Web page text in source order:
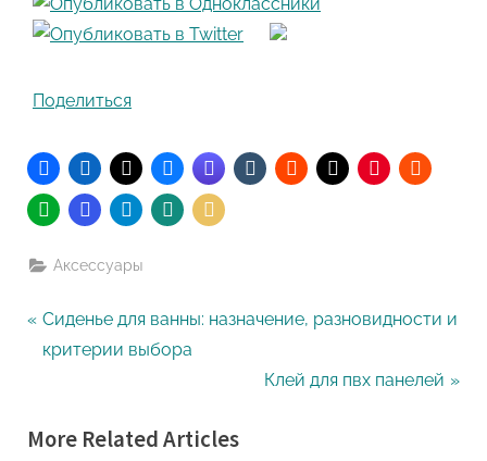
Поделиться
Аксессуары
Навигация
по
P
r
Сиденье для ванны: назначение, разновидности и
критерии выбора
N
Клей для пвх панелей
More Related Articles